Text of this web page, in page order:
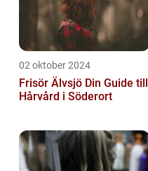
02 oktober 2024
Frisör Älvsjö Din Guide till
Hårvård i Söderort